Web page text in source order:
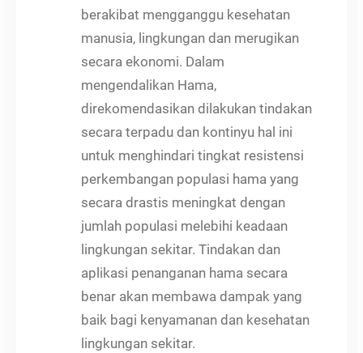
berakibat mengganggu kesehatan
manusia, lingkungan dan merugikan
secara ekonomi. Dalam
mengendalikan Hama,
direkomendasikan dilakukan tindakan
secara terpadu dan kontinyu hal ini
untuk menghindari tingkat resistensi
perkembangan populasi hama yang
secara drastis meningkat dengan
jumlah populasi melebihi keadaan
lingkungan sekitar. Tindakan dan
aplikasi penanganan hama secara
benar akan membawa dampak yang
baik bagi kenyamanan dan kesehatan
lingkungan sekitar.